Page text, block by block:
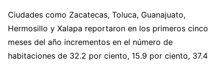
Ciudades como Zacatecas, Toluca, Guanajuato,
Hermosillo y Xalapa reportaron en los primeros cinco
meses del año incrementos en el número de
habitaciones de 32.2 por ciento, 15.9 por ciento, 37.4